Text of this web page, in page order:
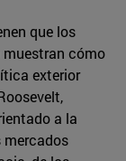
que los
muestran cómo
exterior
a la
mercados